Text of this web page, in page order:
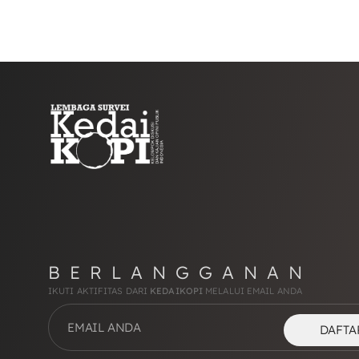
BERLANGGANAN
IKUTI AKTIFITAS DARI KEDAIKOPI MELALUI EMAIL ANDA